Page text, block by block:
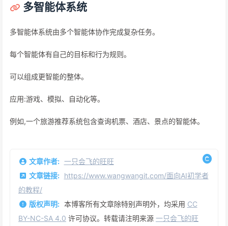
多智能体系统
多智能体系统由多个智能体协作完成复杂任务。
每个智能体有自己的目标和行为规则。
可以组成更智能的整体。
应用:游戏、模拟、自动化等。
例如,一个旅游推荐系统包含查询机票、酒店、景点的智能体。
文章作者: 一只会飞的旺旺
文章链接: https://www.wangwangit.com/面向AI初学者
的教程/
版权声明: 本博客所有文章除特别声明外，均采用 CC
BY-NC-SA 4.0 许可协议。转载请注明来源 一只会飞的旺